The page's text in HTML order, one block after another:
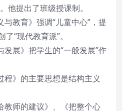
他提出了班级授课制。
教育》强调“儿童中心”，提
“现代教育派”。
展》把学生的“一般发展”作
程》的主要思想是结构主义
教师的建议》、《把整个心